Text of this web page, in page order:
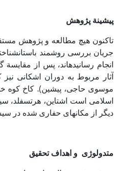
پیشینة پژوهش
تاکنون هیچ مطالعه­ و پژوهش
جریان بررسی روشمند
انجام رسانیده­اند، پس از
آثار مربوط به دوران اشکانی
موسوی حاجی، پیشین). کاخ کوه
اسلامی است اشتاین، هرتسفلد،
دیگر از مکان­های حفاری شده در سیستان
متدولوژی و اهداف تحقیق